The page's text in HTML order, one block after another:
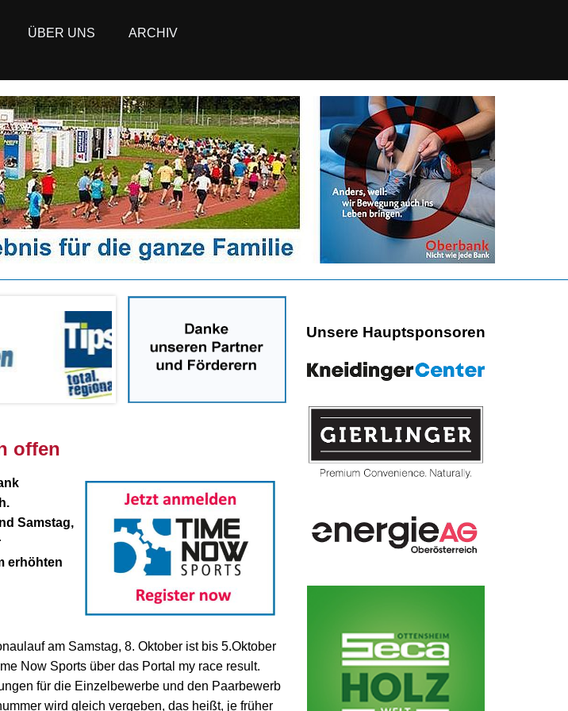
ÜBER UNS ARCHIV
offen
Samstag,
erhöhten
am Samstag, 8. Oktober ist bis 5.Oktober
Now Sports über das Portal my race result.
für die Einzelbewerbe und den Paarbewerb
wird gleich vergeben, das heißt, je früher
Unsere Hauptsponsoren